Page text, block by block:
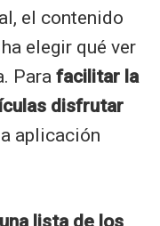
el contenido
elegir qué ver
Para facilitar la
disfrutar
aplicación
lista de los